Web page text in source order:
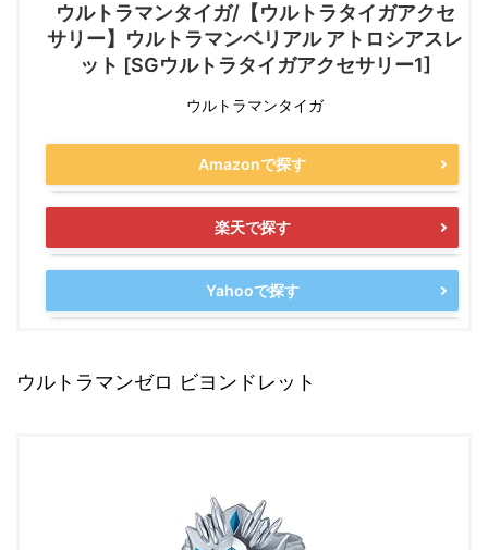
ウルトラマンタイガ/【ウルトラタイガアクセ
サリー】ウルトラマンベリアル アトロシアスレ
ット [SGウルトラタイガアクセサリー1]
ウルトラマンタイガ
Amazonで探す
楽天で探す
Yahooで探す
ウルトラマンゼロ ビヨンドレット